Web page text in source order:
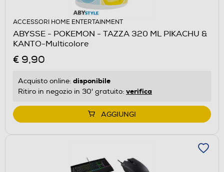
ACCESSORI HOME ENTERTAINMENT
ABYSSE - POKEMON - TAZZA 320 ML PIKACHU &
KANTO-Multicolore
€ 9,90
Acquisto online: disponibile
Ritiro in negozio in 30' gratuito: verifica
AGGIUNGI